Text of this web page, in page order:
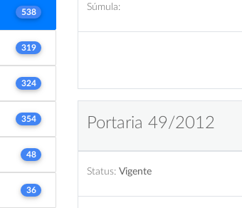
538
319
324
354
48
36
Súmula:
Portaria 49/2012
Status: Vigente